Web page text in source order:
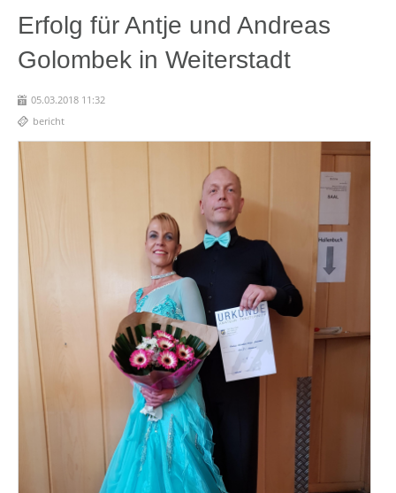
Erfolg für Antje und Andreas
Golombek in Weiterstadt
05.03.2018 11:32
bericht